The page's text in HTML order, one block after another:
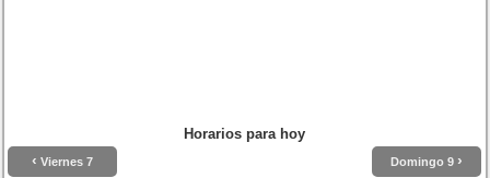
Horarios para hoy
‹ Viernes 7 Domingo 9 ›